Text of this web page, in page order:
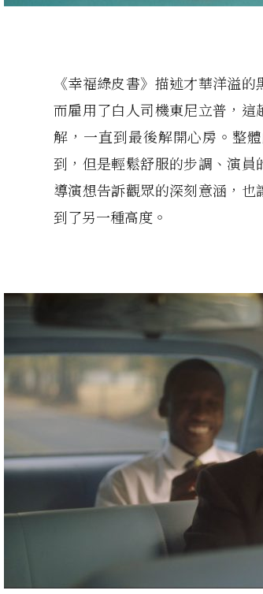
《幸福綠皮書》描述才華洋溢
而雇用了白人司機東尼立普，
解，一直到最後解開心房。整
到，但是輕鬆舒服的步調、演
導演想告訴觀眾的深刻意涵，
到了另一種高度。